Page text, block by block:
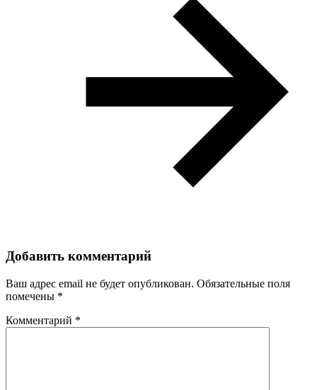
Добавить комментарий
Ваш адрес email не будет опубликован. Обязательные поля
помечены *
Комментарий *